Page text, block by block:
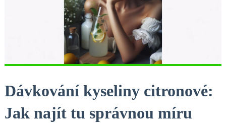
Dávkování kyseliny citronové:
‍Jak ​najít tu správnou míru